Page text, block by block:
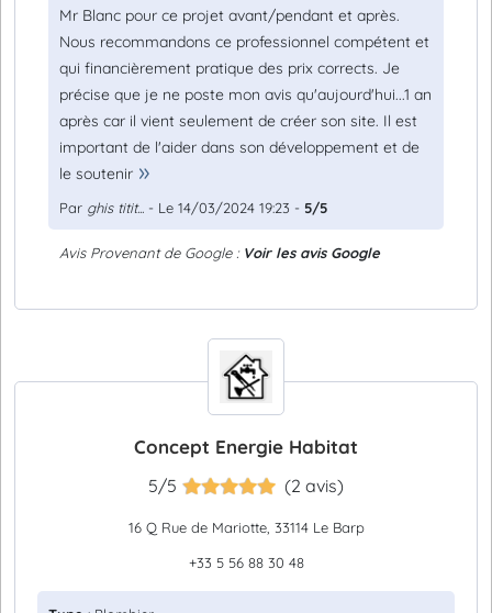
Mr Blanc pour ce projet avant/pendant et après.
Nous recommandons ce professionnel compétent et
qui financièrement pratique des prix corrects. Je
précise que je ne poste mon avis qu'aujourd'hui...1 an
après car il vient seulement de créer son site. Il est
important de l'aider dans son développement et de
le soutenir
Par ghis titit... - Le 14/03/2024 19:23 - 5/5
Avis Provenant de Google : Voir les avis Google
Concept Energie Habitat
5/5 (2 avis)
16 Q Rue de Mariotte, 33114 Le Barp
+33 5 56 88 30 48